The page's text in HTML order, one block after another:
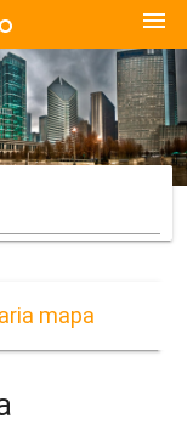
menu
mapa